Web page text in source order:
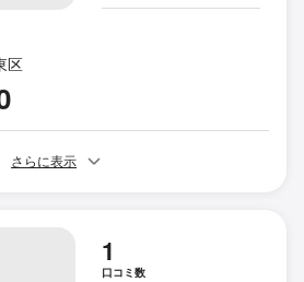
区
さらに表示
1
口コミ数